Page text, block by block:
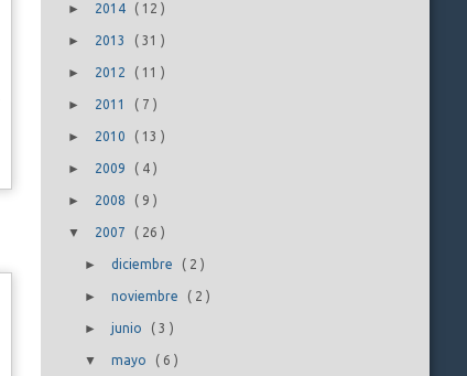
► 2014 ( 12)
► 2013 (31)
► 2012 ( 11)
► 2011 ( 7)
► 2010 ( 13)
► 2009 ( 4)
► 2008 ( 9)
▼ 2007 ( 26)
► diciembre ( 2 )
► noviembre ( 2 )
► junio ( 3 )
▼ mayo ( 6 )